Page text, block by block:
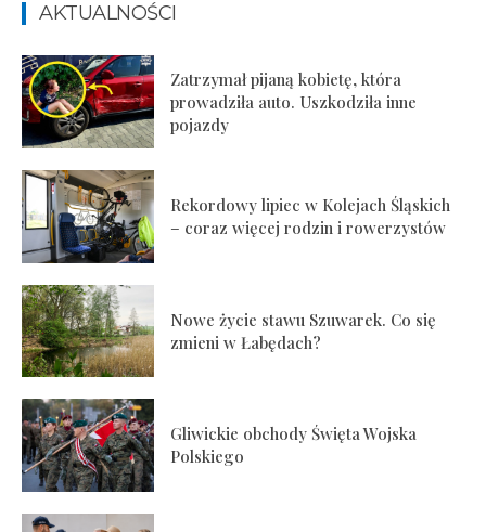
AKTUALNOŚCI
Zatrzymał pijaną kobietę, która
prowadziła auto. Uszkodziła inne
pojazdy
Rekordowy lipiec w Kolejach Śląskich
– coraz więcej rodzin i rowerzystów
Nowe życie stawu Szuwarek. Co się
zmieni w Łabędach?
Gliwickie obchody Święta Wojska
Polskiego